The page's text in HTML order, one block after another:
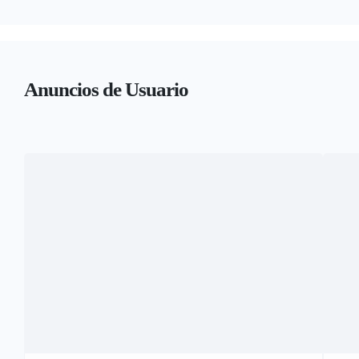
Anuncios de Usuario